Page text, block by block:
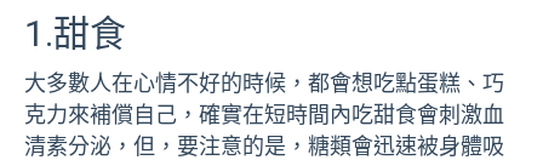
1.甜食
大多數人在心情不好的時候，都會想吃點蛋糕、巧
克力來補償自己，確實在短時間內吃甜食會刺激血
清素分泌，但，要注意的是，糖類會迅速被身體吸